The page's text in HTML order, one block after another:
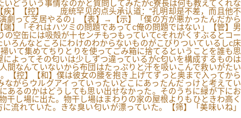
どういう事情なのかと質問してみたがc寮長は何も教えてくれな
疾】【控】 庞统罕见的点头承认道：“孔明却是不差，而且他不
劇って芝居やるの」【表】→【示】「僕の方が悪かったんだから
】「それはハツミの問題であってc俺の問題ではない」【管】男
空缶には吸殻が十センチもつもっていてcそれがくすぶるとコー
ろんなところにわけのわからないものがこびりついているしc床
いて集めてちりとりを使ってごみ箱に捨てるということを誰も思
よってその匂いは少しずつ違っているがc匂いを構成するものは
間なんていないから布団はたっぷりと汗を吸いこんで救いがたい
【控】【和】僕は彼女の腰を抱き上げてずっと奥まで入ってから
がらウルグアイっていったいどこにあったんだっけと考えてい
るのかはどうしても思い出せなかった。そのうちに緑が下にお
し場に出た。物干し場はまわりの家の屋根よりもひときわ高く
流れていた。きな臭い匂いが漂っていた。【筛】「美味いね」